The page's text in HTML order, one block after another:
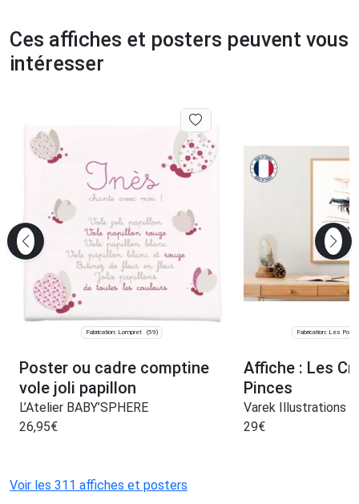
Ces affiches et posters peuvent vous
intéresser
Fabrication: Lompret (59)
Poster ou cadre comptine
vole joli papillon
L’Atelier BABY’SPHERE
26,95€
Fabrication: Les
Affiche : Les
Pinces
Varek Illustrations
29€
Voir les 311 affiches et posters